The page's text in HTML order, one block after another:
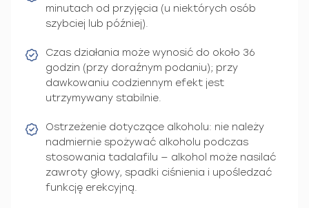
minutach od przyjęcia (u niektórych osób
szybciej lub później).
Czas działania może wynosić do około 36
godzin (przy doraźnym podaniu); przy
dawkowaniu codziennym efekt jest
utrzymywany stabilnie.
Ostrzeżenie dotyczące alkoholu: nie należy
nadmiernie spożywać alkoholu podczas
stosowania tadalafilu — alkohol może nasilać
zawroty głowy, spadki ciśnienia i upośledzać
funkcję erekcyjną.